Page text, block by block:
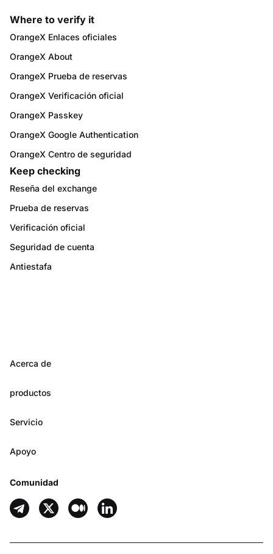
Where to verify it
OrangeX Enlaces oficiales
OrangeX About
OrangeX Prueba de reservas
OrangeX Verificación oficial
OrangeX Passkey
OrangeX Google Authentication
OrangeX Centro de seguridad
Keep checking
Reseña del exchange
Prueba de reservas
Verificación oficial
Seguridad de cuenta
Antiestafa
Acerca de
productos
Servicio
Apoyo
Comunidad